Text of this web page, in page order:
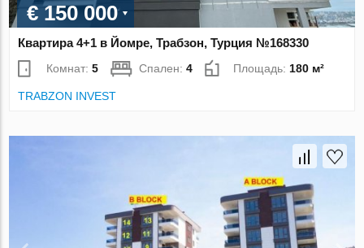
€ 150 000
Квартира 4+1 в Йомре, Трабзон, Турция №168330
Комнат:5 Спален:4 Площадь: 180 м²
TRABZON INVEST